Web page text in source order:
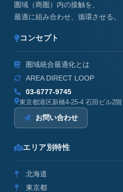
圏域（商圏）内の接触を、
最適に組み合わせ、循環させる。
コンセプト
圏域統合最適化とは
AREA DIRECT LOOP
03-6777-9745
東京都港区新橋4-25-4 石田ビル2階
お問い合わせ
エリア別特性
北海道
東京都